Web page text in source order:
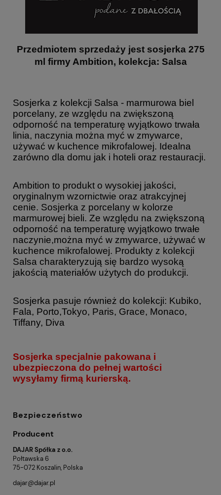
Przedmiotem sprzedaży jest sosjerka 275
ml firmy Ambition, kolekcja: Salsa
Sosjerka z kolekcji Salsa - marmurowa biel
porcelany, ze względu na zwiększoną
odporność na temperaturę wyjątkowo trwała
linia, naczynia można myć w zmywarce,
używać w kuchence mikrofalowej. Idealna
zarówno dla domu jak i hoteli oraz restauracji.
Ambition to produkt o wysokiej jakości,
oryginalnym wzornictwie oraz atrakcyjnej
cenie. Sosjerka z porcelany w kolorze
marmurowej bieli. Ze względu na zwiększoną
odporność na temperaturę wyjątkowo trwałe
naczynie,można myć w zmywarce, używać w
kuchence mikrofalowej. Produkty z kolekcji
Salsa charakteryzują się bardzo wysoką
jakością materiałów użytych do produkcji.
Sosjerka pasuje również do kolekcji: Kubiko,
Fala, Porto,Tokyo, Paris, Grace, Monaco,
Tiffany, Diva
Sosjerka specjalnie pakowana i
ubezpieczona do pełnej wartości
wysyłamy firmą kurierską.
Bezpieczeństwo
Producent
DAJAR Spółka z o.o.
Połtawska 6
75-072 Koszalin, Polska
dajar@dajar.pl